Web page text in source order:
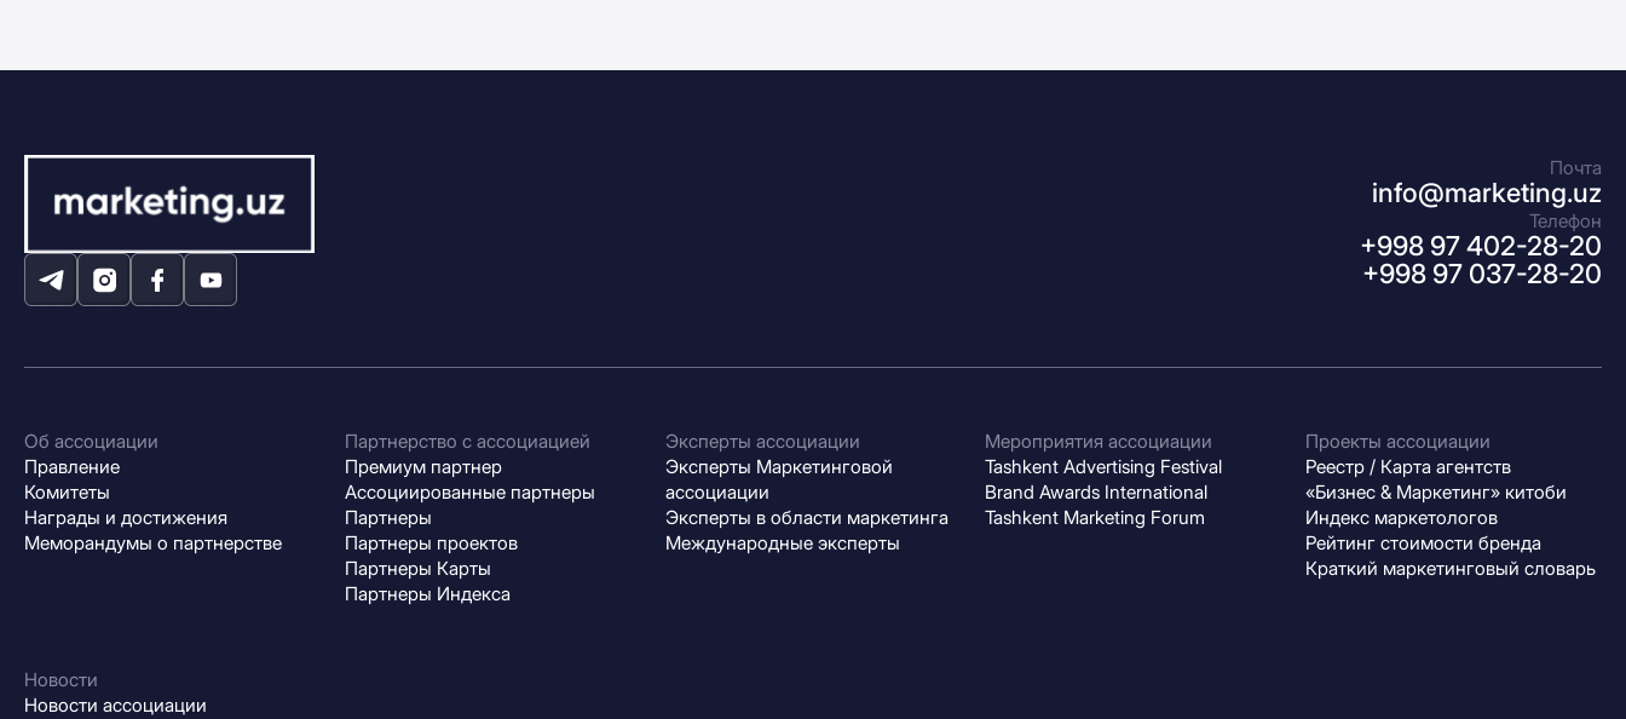
Почта
info@marketing.uz
Телефон
+998 97 402-28-20
+998 97 037-28-20
Об ассоциации
Правление
Комитеты
Награды и достижения
Меморандумы о партнерстве
Партнерство с ассоциацией
Премиум партнер
Ассоциированные партнеры
Партнеры
Партнеры проектов
Партнеры Карты
Партнеры Индекса
Эксперты ассоциации
Эксперты Маркетинговой
ассоциации
Эксперты в области маркетинга
Международные эксперты
Мероприятия ассоциации
Tashkent Advertising Festival
Brand Awards International
Tashkent Marketing Forum
Проекты ассоциации
Реестр / Карта агентств
«Бизнес & Маркетинг» китоби
Индекс маркетологов
Рейтинг стоимости бренда
Краткий маркетинговый словарь
Новости
Новости ассоциации